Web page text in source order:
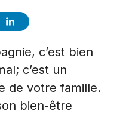
c’est bien
c’est un
de votre famille.
bien-être